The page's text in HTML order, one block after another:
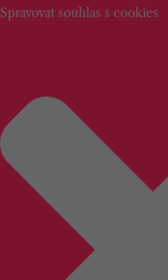
Spravovat souhlas s cookies